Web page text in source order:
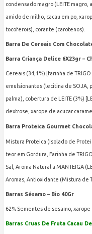
condensado magro (LEITE
amido de milho, cacau em po,
tocoferois), corante (carotenos).
Barra De Cereais Com
Barra Criança Delice 6X23gr –
Cereais (34,1%) [farinha de
emulsionantes (lecitina de SOJA,
palma), cobertura de LEITE (3%)
dextrose, xarope de acucar
Barra Proteica Gourmet
Mistura Proteica (Isolado de
teor em Gordura, Farinha de
Sal, Aroma Natural a MANTEIGA
Aromas, Antioxidante (Mistura de
Barras Sésamo – Bio 40Gr
62% Sementes de sesamo,
Barras Cruas De Fruta Cacau